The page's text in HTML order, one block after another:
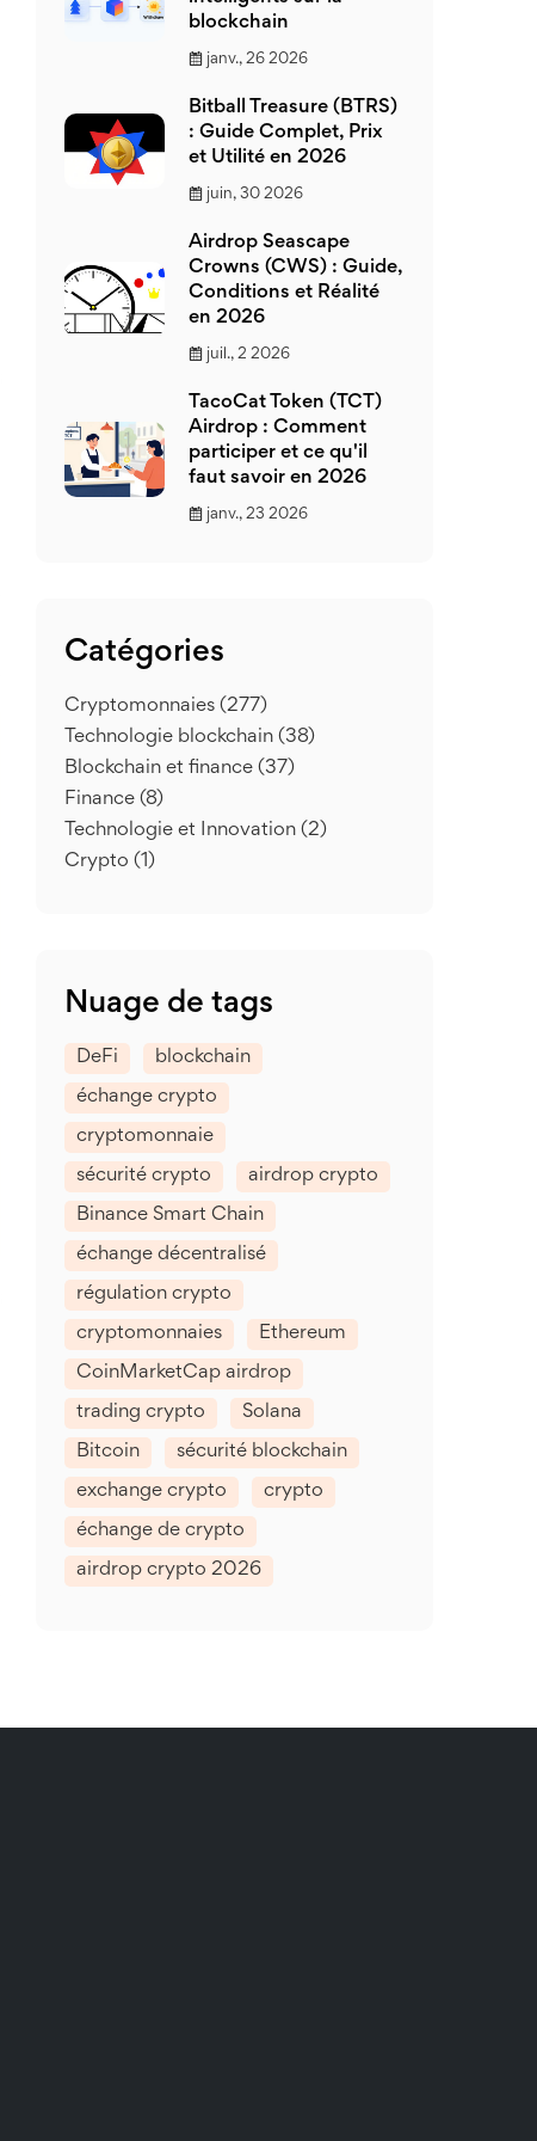
blockchain
janv., 26 2026
Bitball Treasure (BTRS)
: Guide Complet, Prix
et Utilité en 2026
juin, 30 2026
Airdrop Seascape
Crowns (CWS) : Guide,
Conditions et Réalité
en 2026
juil., 2 2026
TacoCat Token (TCT)
Airdrop : Comment
participer et ce qu'il
faut savoir en 2026
janv., 23 2026
Catégories
Cryptomonnaies (277)
Technologie blockchain (38)
Blockchain et finance (37)
Finance (8)
Technologie et Innovation (2)
Crypto (1)
Nuage de tags
DeFi blockchain
échange crypto
cryptomonnaie
sécurité crypto airdrop crypto
Binance Smart Chain
échange décentralisé
régulation crypto
cryptomonnaies Ethereum
CoinMarketCap airdrop
trading crypto Solana
Bitcoin sécurité blockchain
exchange crypto crypto
échange de crypto
airdrop crypto 2026